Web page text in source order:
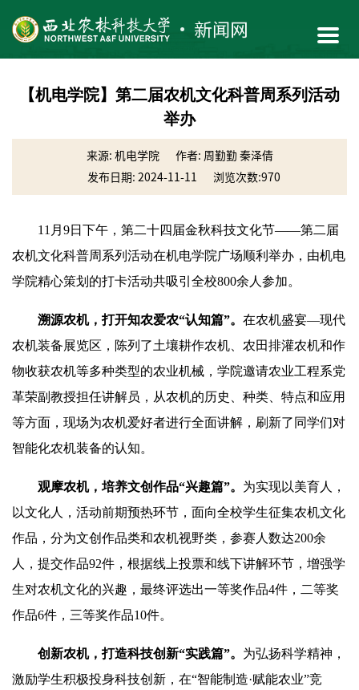
【机电学院】第二届农机文化科普周系列活动
举办
来源: 机电学院
作者: 周勤勤 秦泽倩
发布日期: 2024-11-11
浏览次数:970
11月9日下午，第二十四届金秋科技文化节——第二届
农机文化科普周系列活动在机电学院广场顺利举办，由机电
学院精心策划的打卡活动共吸引全校800余人参加。
溯源农机，打开知农爱农“认知篇”。 在农机盛宴—现代
农机装备展览区，陈列了土壤耕作农机、农田排灌农机和作
物收获农机等多种类型的农业机械，学院邀请农业工程系党
革荣副教授担任讲解员，从农机的历史、种类、特点和应用
等方面，现场为农机爱好者进行全面讲解，刷新了同学们对
智能化农机装备的认知。
观摩农机，培养文创作品“兴趣篇”。 为实现以美育人，
以文化人，活动前期预热环节，面向全校学生征集农机文化
作品，分为文创作品类和农机视野类，参赛人数达200余
人，提交作品92件，根据线上投票和线下讲解环节，增强学
生对农机文化的兴趣，最终评选出一等奖作品4件，二等奖
作品6件，三等奖作品10件。
创新农机，打造科技创新“实践篇”。 为弘扬科学精神，
激励学生积极投身科技创新，在“智能制造·赋能农业”竞